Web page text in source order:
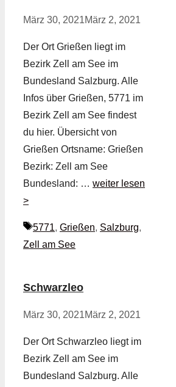
März 30, 2021März 2, 2021
Der Ort Grießen liegt im
Bezirk Zell am See im
Bundesland Salzburg. Alle
Infos über Grießen, 5771 im
Bezirk Zell am See findest
du hier. Übersicht von
Grießen Ortsname: Grießen
Bezirk: Zell am See
Bundesland: … weiter lesen
>
Schlagwörter
5771, Grießen, Salzburg,
Zell am See
Schwarzleo
März 30, 2021März 2, 2021
Der Ort Schwarzleo liegt im
Bezirk Zell am See im
Bundesland Salzburg. Alle